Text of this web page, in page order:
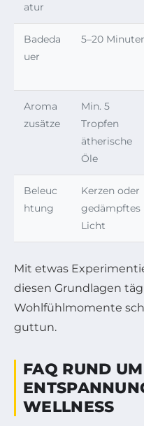
atur
Badeda
uer
5–20
Aroma
zusätze
Min. 5
Tropfen
ätherische
Öle
Beleuc
htung
Kerzen oder
gedämpftes
Licht
Mit etwas
diesen Grundlagen
Wohlfühlmomente
guttun.
FAQ RUND UM
WELLNESS